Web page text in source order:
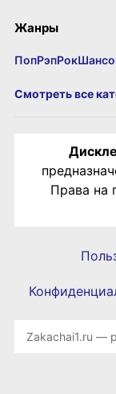
Жанры
ПопРэпРок
Смотреть все
Права на
Zakachai1.ru —